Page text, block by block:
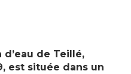
d’eau de Teillé,
est située dans un